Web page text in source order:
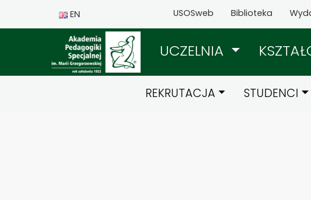
EN USOSweb Biblioteka
UCZELNIA
REKRUTACJA STUDENCI